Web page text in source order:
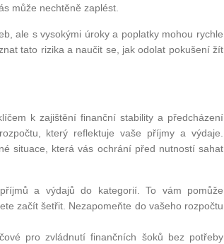
může nechtěně zaplést.
ale s vysokými úroky a poplatky mohou rychle
tato rizika a naučit se, jak odolat pokušení žít
k zajištění finanční stability a předcházení
který reflektuje vaše příjmy a výdaje.
situace, která vás ochrání před nutností sahat
a výdajů do kategorií. To vám pomůže
začít šetřit. Nezapomeňte do vašeho rozpočtu
pro zvládnutí finančních šoků bez potřeby